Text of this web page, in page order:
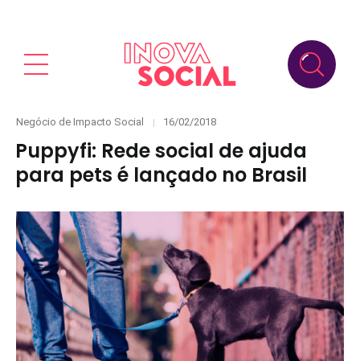
Categories
Negócio de Impacto Social
Posted
16/02/2018
Puppyfi: Rede social de ajuda
para pets é lançado no Brasil